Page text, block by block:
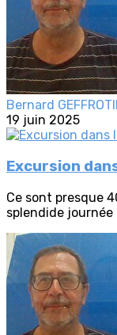
Bernard
19 juin 2025
Excursion
Ce sont presque
splendide journée